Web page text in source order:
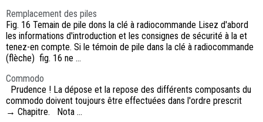
Remplacement des piles
Fig. 16 Temain de pile dons la clé à radiocommande Lisez d'abord
les informations d'introduction et les consignes de sécurité à la et
tenez-en compte. Si le témoin de pile dans la clé à radiocommande
(flèche) fig. 16 ne ...
Commodo
Prudence ! La dépose et la repose des différents composants du
commodo doivent toujours être effectuées dans l'ordre prescrit
→ Chapitre. Nota ...